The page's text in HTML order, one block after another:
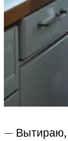
— Вытираю,